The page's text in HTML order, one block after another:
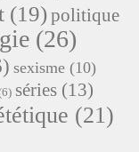
(19)politique
(26)
sexisme (10)
séries (13)
(21)